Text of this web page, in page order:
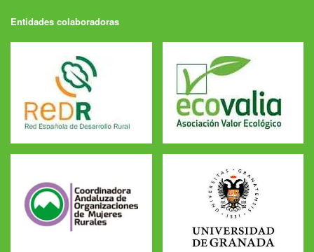
Entidades colaboradoras